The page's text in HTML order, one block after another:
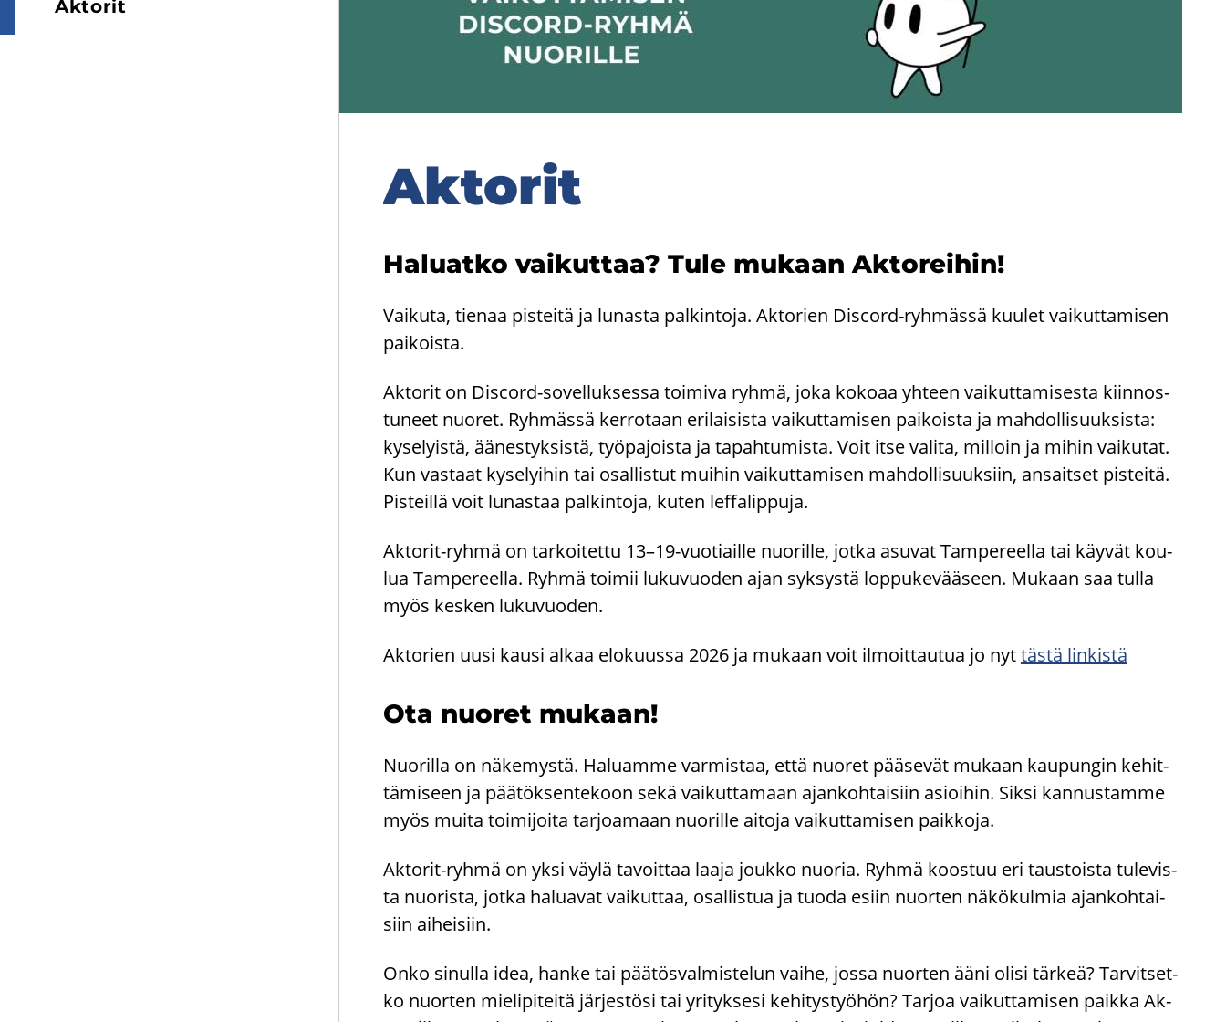
Ak­to­rit
Ak­to­rit
Ha­luat­ko vai­kut­taa? Tule mu­kaan Ak­to­rei­hin!
Vai­ku­ta, tie­naa pis­tei­tä ja lu­nas­ta pal­kin­to­ja. Ak­to­rien Discord-​ryhmässä kuu­let vai­kut­ta­mi­sen
pai­kois­ta.
Ak­to­rit on Discord-​sovelluksessa toi­mi­va ryhmä, joka ko­ko­aa yh­teen vai­kut­ta­mi­ses­ta kiin­nos­
tu­neet nuo­ret. Ryh­mäs­sä ker­ro­taan eri­lai­sis­ta vai­kut­ta­mi­sen pai­kois­ta ja mah­dol­li­suuk­sis­ta:
ky­se­lyis­tä, ää­nes­tyk­sis­tä, työ­pa­jois­ta ja ta­pah­tu­mis­ta. Voit itse va­li­ta, mil­loin ja mihin vai­ku­tat.
Kun vas­taat ky­se­lyi­hin tai osal­lis­tut mui­hin vai­kut­ta­mi­sen mah­dol­li­suuk­siin, an­sait­set pis­tei­tä.
Pis­teil­lä voit lu­nas­taa pal­kin­to­ja, kuten lef­fa­lip­pu­ja.
Aktorit-​ryhmä on tar­koi­tet­tu 13–19-​vuotiaille nuo­ril­le, jotka asu­vat Tam­pe­reel­la tai käy­vät kou­
lua Tam­pe­reel­la. Ryhmä toi­mii lu­ku­vuo­den ajan syk­sys­tä lop­pu­ke­vää­seen. Mu­kaan saa tulla
myös kes­ken lu­ku­vuo­den.
Ak­to­rien uusi kausi alkaa elo­kuus­sa 2026 ja mu­kaan voit il­moit­tau­tua jo nyttästä lin­kis­tä
Ota nuo­ret mu­kaan!
Nuo­ril­la on nä­ke­mys­tä. Ha­luam­me var­mis­taa, että nuo­ret pää­se­vät mu­kaan kau­pun­gin ke­hit­
tä­mi­seen ja pää­tök­sen­te­koon sekä vai­kut­ta­maan ajan­koh­tai­siin asioi­hin. Siksi kan­nus­tam­me
myös muita toi­mi­joi­ta tar­joa­maan nuo­ril­le ai­to­ja vai­kut­ta­mi­sen paik­ko­ja.
Aktorit-​ryhmä on yksi väylä ta­voit­taa laaja jouk­ko nuo­ria. Ryhmä koos­tuu eri taus­tois­ta tu­le­vis­
ta nuo­ris­ta, jotka ha­lua­vat vai­kut­taa, osal­lis­tua ja tuoda esiin nuor­ten nä­kö­kul­mia ajan­koh­tai­
siin ai­hei­siin.
Onko si­nul­la idea, hanke tai pää­tös­val­mis­te­lun vaihe, jossa nuor­ten ääni olisi tär­keä? Tar­vit­set­
ko nuor­ten mie­li­pi­tei­tä jär­jes­tö­si tai yri­tyk­se­si ke­hi­tys­työ­hön? Tar­joa vai­kut­ta­mi­sen paik­ka Ak­